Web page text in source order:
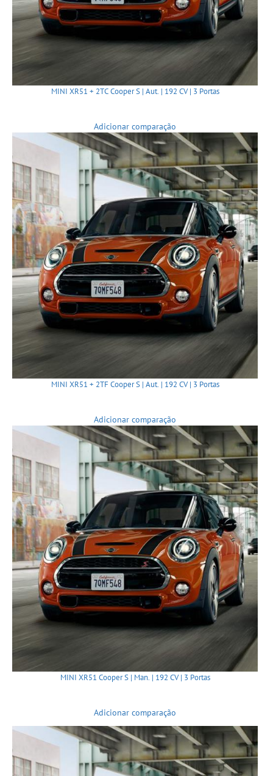
MINI XR51 + 2TC Cooper S | Aut. | 192 CV | 3 Portas
Adicionar comparação
MINI XR51 + 2TF Cooper S | Aut. | 192 CV | 3 Portas
Adicionar comparação
MINI XR51 Cooper S | Man. | 192 CV | 3 Portas
Adicionar comparação